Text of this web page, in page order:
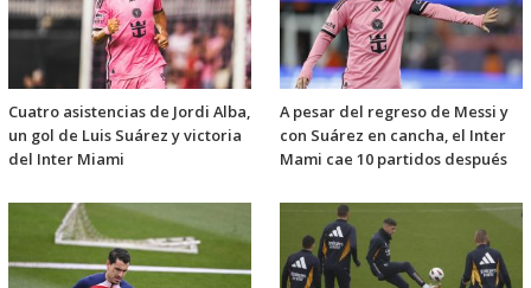
Cuatro asistencias de Jordi Alba,
un gol de Luis Suárez y victoria
del Inter Miami
A pesar del regreso de Messi y
con Suárez en cancha, el Inter
Mami cae 10 partidos después